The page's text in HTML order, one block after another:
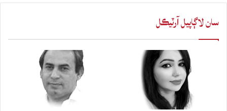
سان لاڳاپيل آرٽيڪل